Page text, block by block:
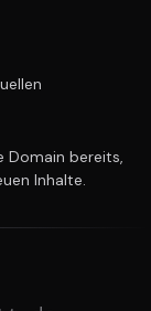
Domain bereits,
Inhalte.